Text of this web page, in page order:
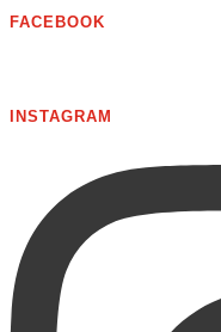
FACEBOOK
INSTAGRAM